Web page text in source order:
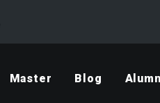
Master Blog